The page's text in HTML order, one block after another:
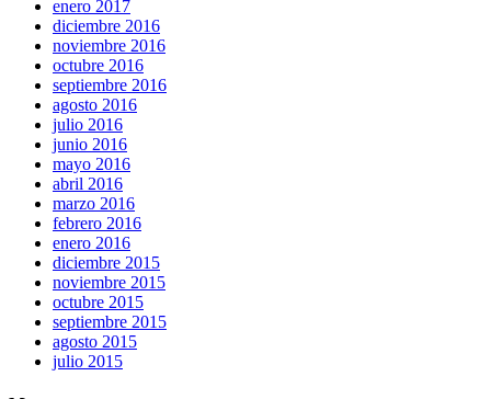
enero 2017
diciembre 2016
noviembre 2016
octubre 2016
septiembre 2016
agosto 2016
julio 2016
junio 2016
mayo 2016
abril 2016
marzo 2016
febrero 2016
enero 2016
diciembre 2015
noviembre 2015
octubre 2015
septiembre 2015
agosto 2015
julio 2015